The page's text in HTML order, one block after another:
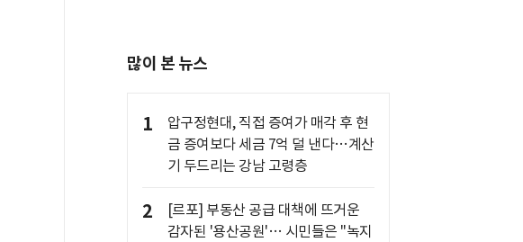
많이 본 뉴스
1
압구정현대, 직접 증여가 매각 후 현
금 증여보다 세금 7억 덜 낸다…계산
기 두드리는 강남 고령층
2
[르포] 부동산 공급 대책에 뜨거운
감자된 '용산공원'… 시민들은 "녹지